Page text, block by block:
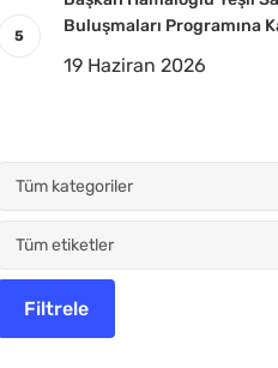
Buluşmaları Programına
19 Haziran 2026